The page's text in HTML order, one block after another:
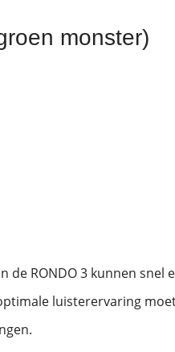
monster)
de RONDO 3 kunnen snel
luisterervaring